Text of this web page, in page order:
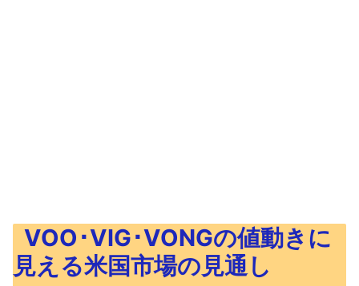
VOO･VIG･VONGの値動きに
見える米国市場の見通し